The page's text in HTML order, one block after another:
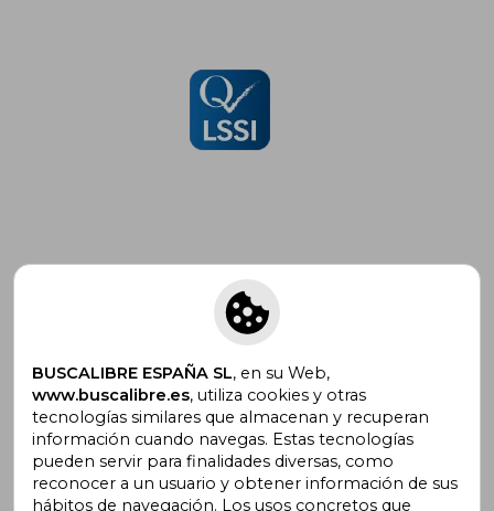
Suscríbete para recibir ofertas y
promociones
¿Necesitas ayuda?
Ir a Centro de Soporte
BUSCALIBRE ESPAÑA SL, en su Web,
www.buscalibre.es, utiliza cookies y otras
tecnologías similares que almacenan y recuperan
información cuando navegas. Estas tecnologías
pueden servir para finalidades diversas, como
reconocer a un usuario y obtener información de sus
hábitos de navegación. Los usos concretos que